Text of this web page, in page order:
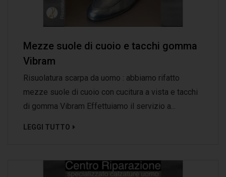
Mezze suole di cuoio e tacchi gomma
Vibram
Risuolatura scarpa da uomo : abbiamo rifatto
mezze suole di cuoio con cucitura a vista e tacchi
di gomma Vibram Effettuiamo il servizio a...
LEGGI TUTTO